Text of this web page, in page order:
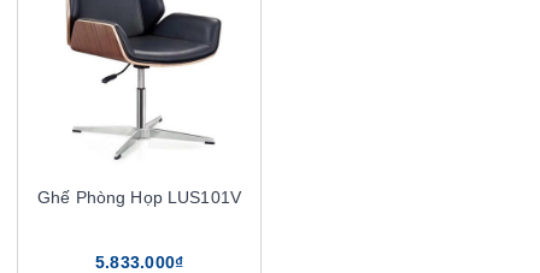
Ghế Phòng Họp LUS101V
5.833.000₫